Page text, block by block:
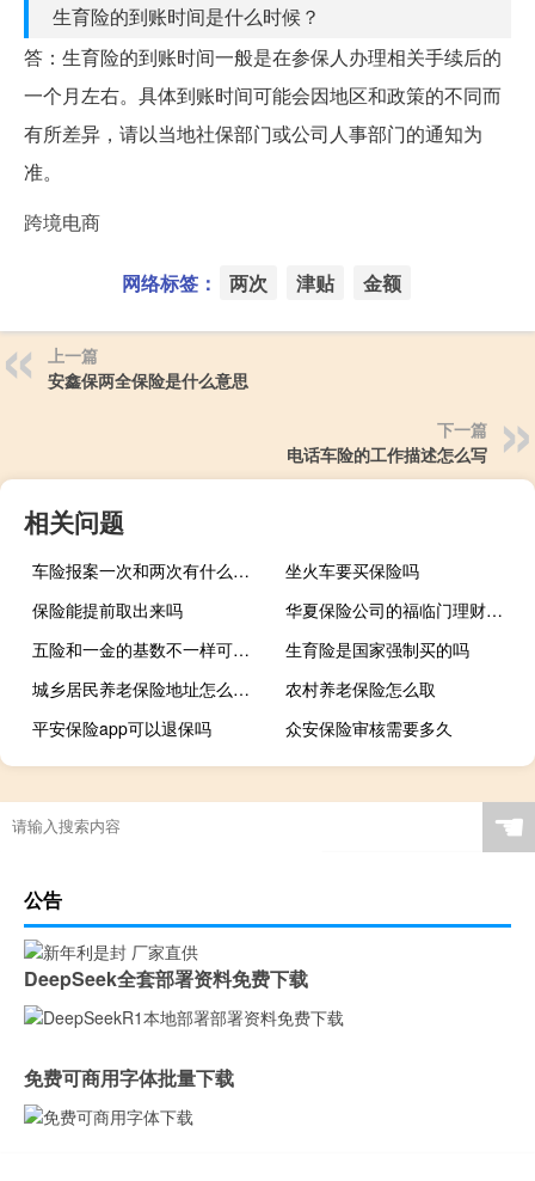
生育险的到账时间是什么时候？
答：生育险的到账时间一般是在参保人办理相关手续后的
一个月左右。具体到账时间可能会因地区和政策的不同而
有所差异，请以当地社保部门或公司人事部门的通知为
准。
跨境电商
网络标签： 两次 津贴 金额
上一篇
安鑫保两全保险是什么意思
下一篇
电话车险的工作描述怎么写
相关问题
车险报案一次和两次有什么区别
坐火车要买保险吗
保险能提前取出来吗
华夏保险公司的福临门理财险怎么样
五险和一金的基数不一样可以吗
生育险是国家强制买的吗
城乡居民养老保险地址怎么更改
农村养老保险怎么取
平安保险app可以退保吗
众安保险审核需要多久
☚
公告
DeepSeek全套部署资料免费下载
免费可商用字体批量下载